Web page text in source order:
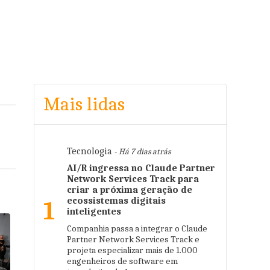
Mais lidas
1
Tecnologia - Há 7 dias atrás
AI/R ingressa no Claude Partner
Network Services Track para
criar a próxima geração de
ecossistemas digitais
inteligentes
Companhia passa a integrar o Claude
Partner Network Services Track e
projeta especializar mais de 1.000
engenheiros de software em